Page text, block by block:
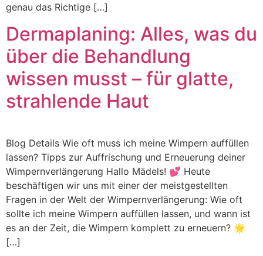
genau das Richtige […]
Dermaplaning: Alles, was du
über die Behandlung
wissen musst – für glatte,
strahlende Haut
Blog Details Wie oft muss ich meine Wimpern auffüllen
lassen? Tipps zur Auffrischung und Erneuerung deiner
Wimpernverlängerung Hallo Mädels! 💕 Heute
beschäftigen wir uns mit einer der meistgestellten
Fragen in der Welt der Wimpernverlängerung: Wie oft
sollte ich meine Wimpern auffüllen lassen, und wann ist
es an der Zeit, die Wimpern komplett zu erneuern? 🌟
[…]